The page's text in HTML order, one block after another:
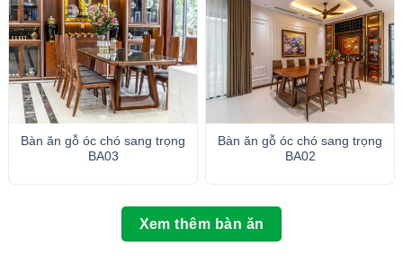
Bàn ăn gỗ óc chó sang trọng
BA03
Bàn ăn gỗ óc chó sang trọng
BA02
Xem thêm bàn ăn